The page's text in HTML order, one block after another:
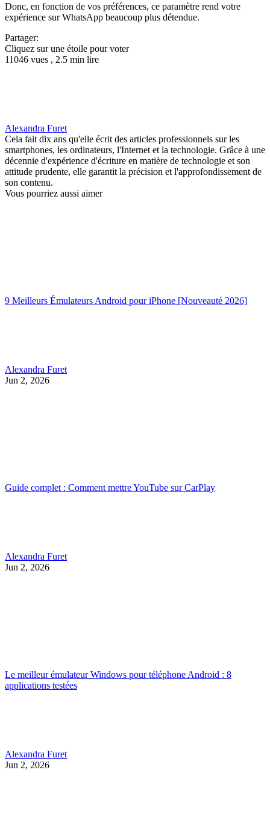
Donc, en fonction de vos préférences, ce paramètre rend votre
expérience sur WhatsApp beaucoup plus détendue.
Partager:
Cliquez sur une étoile pour voter
11046 vues , 2.5 min lire
Alexandra Furet
Cela fait dix ans qu'elle écrit des articles professionnels sur les
smartphones, les ordinateurs, l'Internet et la technologie. Grâce à une
décennie d'expérience d'écriture en matière de technologie et son
attitude prudente, elle garantit la précision et l'approfondissement de
son contenu.
Vous pourriez aussi aimer
9 Meilleurs Émulateurs Android pour iPhone [Nouveauté 2026]
Alexandra Furet
Jun 2, 2026
Guide complet : Comment mettre YouTube sur CarPlay
Alexandra Furet
Jun 2, 2026
Le meilleur émulateur Windows pour téléphone Android : 8
applications testées
Alexandra Furet
Jun 2, 2026